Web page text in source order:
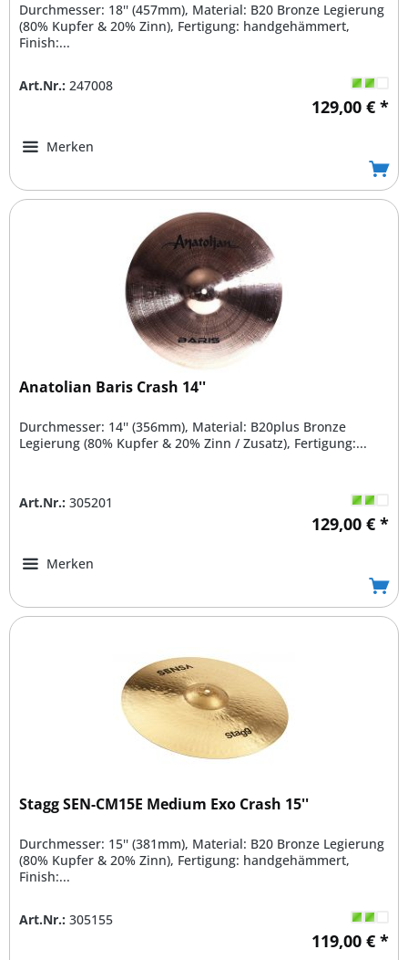
Durchmesser: 18'' (457mm), Material: B20 Bronze Legierung
(80% Kupfer & 20% Zinn), Fertigung: handgehämmert,
Finish:...
Art.Nr.: 247008
129,00 € *
Merken
Anatolian Baris Crash 14''
Durchmesser: 14'' (356mm), Material: B20plus Bronze
Legierung (80% Kupfer & 20% Zinn / Zusatz), Fertigung:...
Art.Nr.: 305201
129,00 € *
Merken
Stagg SEN-CM15E Medium Exo Crash 15''
Durchmesser: 15'' (381mm), Material: B20 Bronze Legierung
(80% Kupfer & 20% Zinn), Fertigung: handgehämmert,
Finish:...
Art.Nr.: 305155
119,00 € *